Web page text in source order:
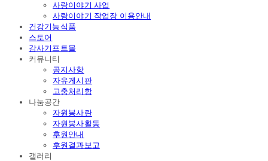
사랑이야기 사업
사랑이야기 작업장 이용안내
건강기능식품
스토어
감사기프트몰
커뮤니티
공지사항
자유게시판
고충처리함
나눔공간
자원봉사란
자원봉사활동
후원안내
후원결과보고
갤러리